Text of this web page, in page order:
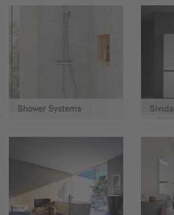
Shower Systems Sivida